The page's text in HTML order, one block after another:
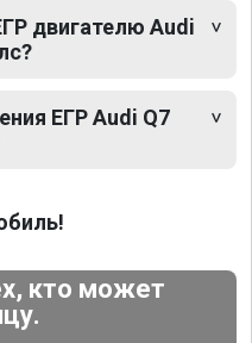
двигателю Audi
ЕГР Audi Q7
кто может